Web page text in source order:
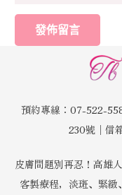
發佈留言
預約專線：07-522-
230號│信
皮膚問題別再忍！高雄
客製療程，淡斑、緊